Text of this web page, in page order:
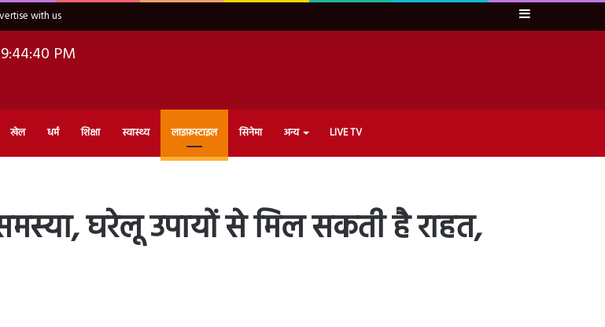
with us Sidebar
PM
खेल धर्म शिक्षा स्वास्थ्य लाइफ़स्टाइल सिनेमा अन्य LIVE TV
घरेलू उपायों से मिल सकती है राहत,